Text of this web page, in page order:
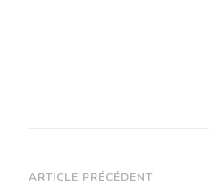
ARTICLE PRÉCÉDENT